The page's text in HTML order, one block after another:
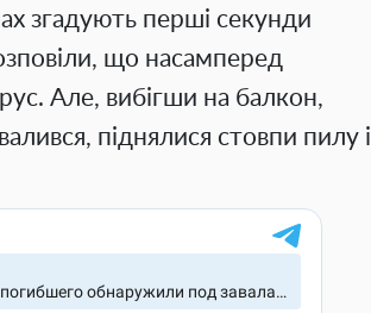
згадують перші секунди
що насамперед
Але, вибігши на балкон,
піднялися стовпи пилу і